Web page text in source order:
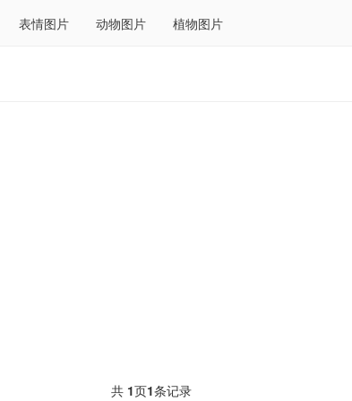
表情图片 动物图片 植物图片
共 1页1条记录